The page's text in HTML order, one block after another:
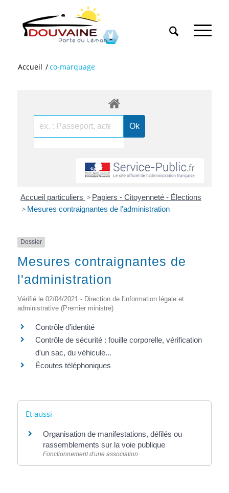
Accueil /co-marquage
Accueil particuliers > Papiers - Citoyenneté - Élections
> Mesures contraignantes de l'administration
Dossier
Mesures contraignantes de
l'administration
Vérifié le 02/04/2021 - Direction de l'information légale et
administrative (Premier ministre)
Contrôle d'identité
Contrôle de sécurité : fouille corporelle, vérification
d'un sac, du véhicule...
Écoutes téléphoniques
Et aussi
Organisation de manifestations, défilés ou
rassemblements sur la voie publique
Fonctionnement d'une association